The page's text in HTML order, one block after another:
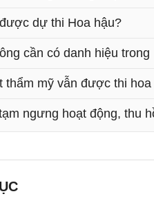
dự thi Hoa hậu?
cần có danh hiệu
thẩm mỹ vẫn được thi hoa
ngưng hoạt động, thu